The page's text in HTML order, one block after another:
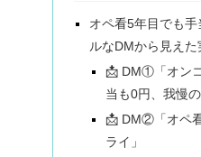
オペ看5年目でも
ルなDMから見えた
📩 DM①「オン
当も0円、我慢の
📩 DM②「オペ
ライ」